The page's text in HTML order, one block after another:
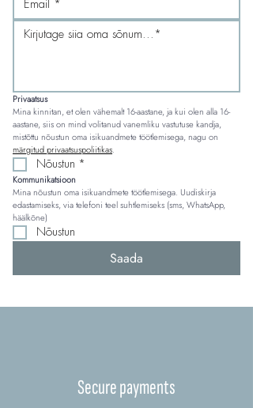
Privaatsus
Mina kinnitan, et olen vähemalt 16-aastane, ja kui olen alla 16-
aastane, siis on mind volitanud vanemliku vastutuse kandja,
märgitud privaatsuspoliitikas.
Nõustun *
Kommunikatsioon
Mina nõustun oma isikuandmete töötlemisega. Uudiskirja
edastamiseks, via telefoni teel suhtlemiseks (sms, WhatsApp,
häälkõne)
Nõustun
Saada
Secure payments